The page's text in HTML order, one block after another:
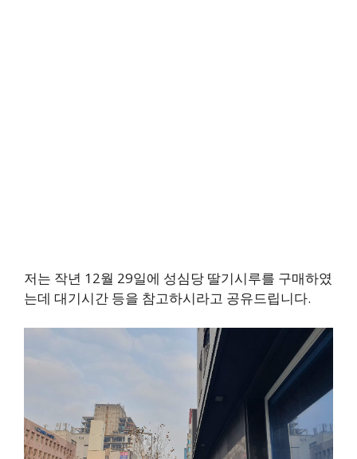
저는 작년 12월 29일에 성심당 딸기시루를 구매하였
는데 대기시간 등을 참고하시라고 공유드립니다.